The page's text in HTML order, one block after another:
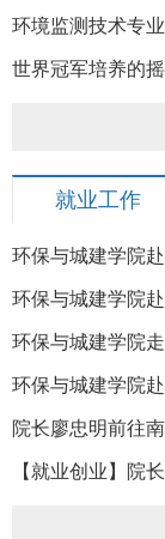
环境监测技术专业
世界冠军培养的
就业工作
环保与城建学院
展访企拓岗
环保与城建学院
人
环保与城建学院
环保与城建学院
业调研
院长廖忠明前往
【就业创业】院